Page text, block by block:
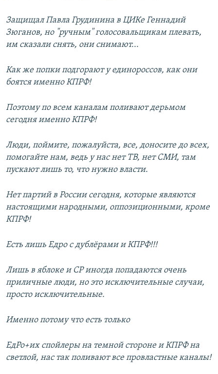
Защищал Павла Грудинина в ЦИКе Геннадий
Зюганов, но "ручным" голосовальщикам плевать,
им сказали снять, они снимают...
Как же попки подгорают у единороссов, как они
боятся именно КПРФ!
Поэтому по всем каналам поливают дерьмом
сегодня именно КПРФ!
Люди, поймите, пожалуйста, все, доносите до всех,
помогайте нам, ведь у нас нет ТВ, нет СМИ, там
пускают лишь то, что нужно власти.
Нет партий в России сегодня, которые являются
настоящими народными, оппозиционными, кроме
КПРФ!
Есть лишь Едро с дублёрами и КПРФ!!!
Лишь в яблоке и СР иногда попадаются очень
приличные люди, но это исключительные случаи,
просто исключительные.
Именно потому что есть только
ЕдРо+их спойлеры на темной стороне и КПРФ на
светлой, нас так поливают все провластные каналы!